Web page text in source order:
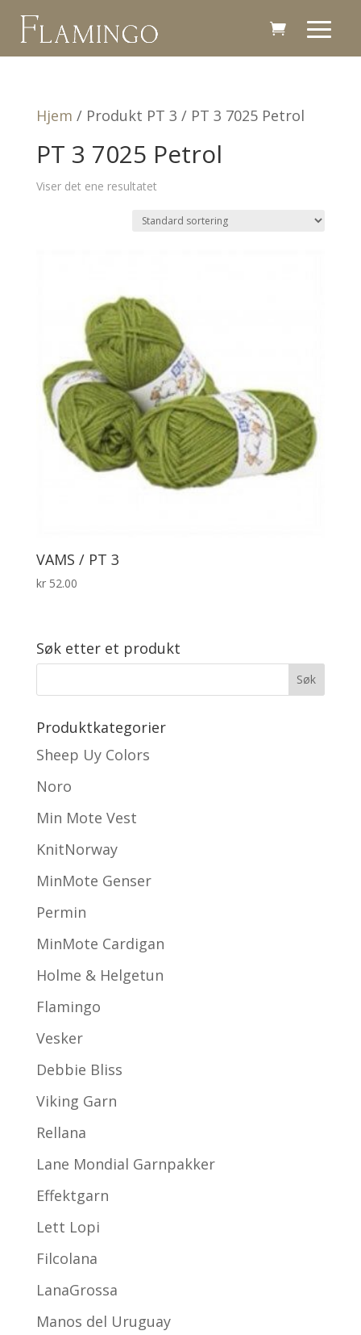
Hjem / Produkt PT 3 / PT 3 7025 Petrol
PT 3 7025 Petrol
Viser det ene resultatet
VAMS / PT 3
kr52.00
Søk etter et produkt
Produktkategorier
Sheep Uy Colors
Noro
Min Mote Vest
KnitNorway
MinMote Genser
Permin
MinMote Cardigan
Holme & Helgetun
Flamingo
Vesker
Debbie Bliss
Viking Garn
Rellana
Lane Mondial Garnpakker
Effektgarn
Lett Lopi
Filcolana
LanaGrossa
Manos del Uruguay